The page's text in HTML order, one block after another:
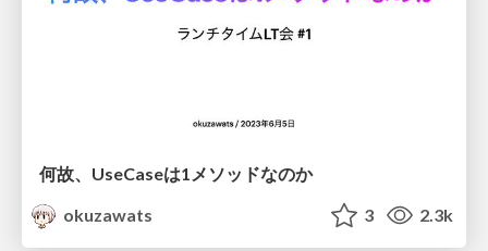
何故、UseCaseは1メソッドなのか
okuzawats
3 2.3k